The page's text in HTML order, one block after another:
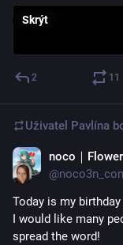
Skrýt
2 11
Uživatel Pavlína
noco｜
Today is my birthday
I would like many
spread the word!